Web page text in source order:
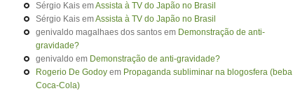
Sérgio Kais emAssista à TV do Japão no Brasil
Sérgio Kais emAssista à TV do Japão no Brasil
genivaldo magalhaes dos santos em Demonstração de anti-
gravidade?
genivaldo em Demonstração de anti-gravidade?
Rogerio De Godoy em Propaganda subliminar na blogosfera (beba
Coca-Cola)